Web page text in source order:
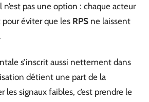
pas une option : chaque acteur
éviter que les RPS ne laissent
s’inscrit aussi nettement dans
détient une part de la
les signaux faibles, c’est prendre le